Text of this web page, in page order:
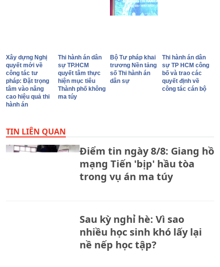
Xây dựng Nghị
quyết mới về
công tác tư
pháp: Đặt trọng
tâm vào nâng
cao hiệu quả thi
hành án
Thi hành án dân
sự TP.HCM
quyết tâm thực
hiện mục tiêu
Thành phố không
ma túy
Bộ Tư pháp khai
trương Nền tảng
số Thi hành án
dân sự
Thi hành án dân
sự TP HCM công
bố và trao các
quyết định về
công tác cán bộ
TIN LIÊN QUAN
Điểm tin ngày 8/8: Giang hồ
mạng Tiến 'bịp' hầu tòa
trong vụ án ma túy
Sau kỳ nghỉ hè: Vì sao
nhiều học sinh khó lấy lại
nề nếp học tập?